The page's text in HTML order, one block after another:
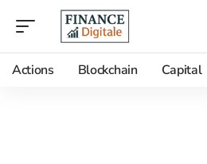
Actions Blockchain Capital